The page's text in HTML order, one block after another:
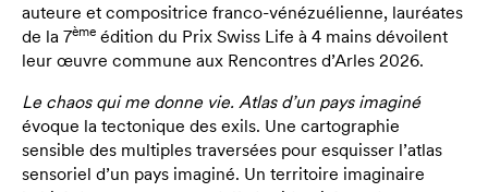
auteure et compositrice franco-vénézuélienne, lauréates
de la 7ème édition du Prix Swiss Life à 4 mains dévoilent
leur œuvre commune aux Rencontres d’Arles 2026.
Le chaos qui me donne vie. Atlas d’un pays imaginé
évoque la tectonique des exils. Une cartographie
sensible des multiples traversées pour esquisser l’atlas
sensoriel d’un pays imaginé. Un territoire imaginaire